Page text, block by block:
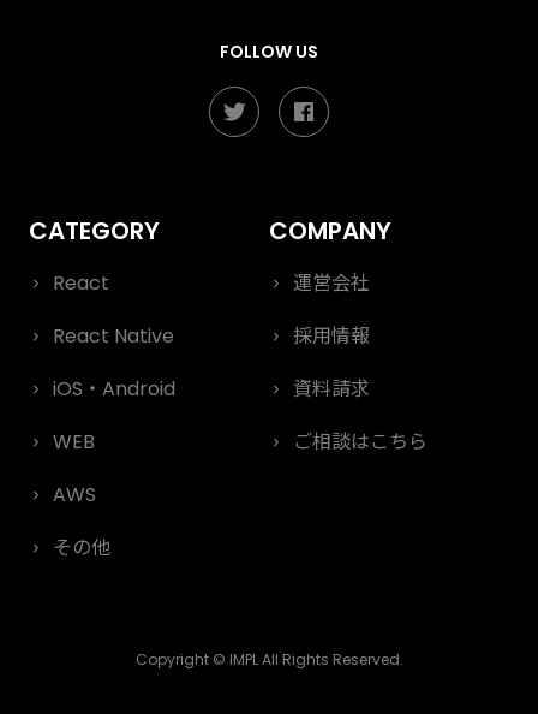
FOLLOW US
React
React Native
iOS・Android
WEB
AWS
その他
運営会社
採用情報
資料請求
ご相談はこちら
Copyright © IMPL All Rights Reserved.